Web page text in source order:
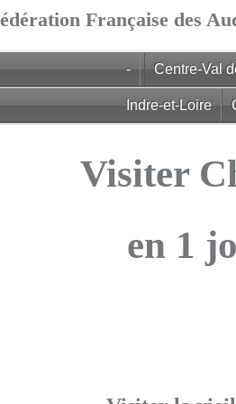
Française des
- Centre-Val
Indre-et-Loire
Visiter
en 1